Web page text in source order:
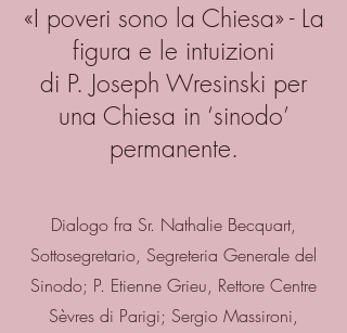
«I poveri sono la Chiesa» - La
figura e le intuizioni
di P. Joseph Wresinski per
una Chiesa in ‘sinodo’
permanente.
Dialogo fra Sr. Nathalie Becquart,
Sottosegretario, Segreteria Generale del
Sinodo; P. Etienne Grieu, Rettore Centre
Sèvres di Parigi; Sergio Massironi,